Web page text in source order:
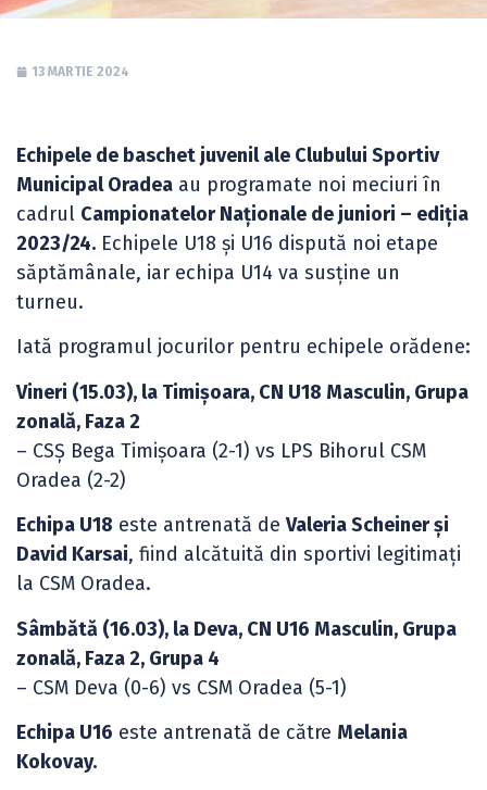
13 MARTIE 2024
Echipele de baschet juvenil ale Clubului Sportiv
Municipal Oradea au programate noi meciuri în
cadrul Campionatelor Naționale de juniori – ediția
2023/24. Echipele U18 și U16 dispută noi etape
săptămânale, iar echipa U14 va susține un
turneu.
Iată programul jocurilor pentru echipele orădene:
Vineri (15.03), la Timișoara, CN U18 Masculin, Grupa
zonală, Faza 2
– CSȘ Bega Timișoara (2-1) vs LPS Bihorul CSM
Oradea (2-2)
Echipa U18 este antrenată de Valeria Scheiner și
David Karsai, fiind alcătuită din sportivi legitimați
la CSM Oradea.
Sâmbătă (16.03), la Deva, CN U16 Masculin, Grupa
zonală, Faza 2, Grupa 4
– CSM Deva (0-6) vs CSM Oradea (5-1)
Echipa U16 este antrenată de către Melania
Kokovay.